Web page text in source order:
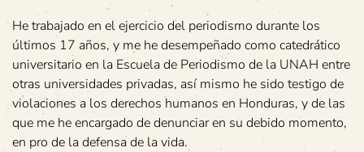
He trabajado en el ejercicio del periodismo durante los
últimos 17 años, y me he desempeñado como catedrático
universitario en la Escuela de Periodismo de la UNAH entre
otras universidades privadas, así mismo he sido testigo de
violaciones a los derechos humanos en Honduras, y de las
que me he encargado de denunciar en su debido momento,
en pro de la defensa de la vida.